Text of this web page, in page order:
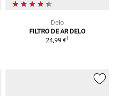
Delo
FILTRO DE AR DELO
24,99 €1